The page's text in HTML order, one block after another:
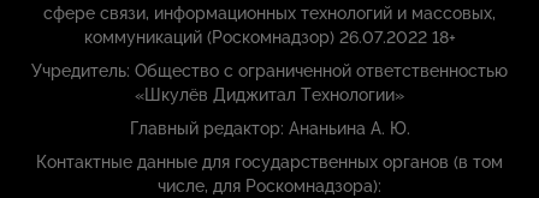
сфере связи, информационных технологий и массовых,
коммуникаций (Роскомнадзор) 26.07.2022 18+
Учредитель: Общество с ограниченной ответственностью
«Шкулёв Диджитал Технологии»
Главный редактор: Ананьина А. Ю.
Контактные данные для государственных органов (в том
числе, для Роскомнадзора):